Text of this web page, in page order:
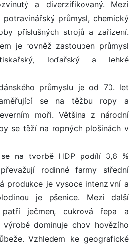
a diverzifikovaný. Mezi
potravinářský průmysl, chemický
příslušných strojů a zařízení.
je rovněž zastoupen průmysl
tiskařský, loďařský a lehké
průmyslu je od 70. let
se na těžbu ropy a
moři. Většina z národní
se těží na ropných plošinách v
se na tvorbě HDP podílí 3,6 %
rodinné farmy střední
produkce je vysoce intenzivní a
je pšenice. Mezi další
patří ječmen, cukrová řepa a
výrobě dominuje chov hovězího
Vzhledem ke geografické